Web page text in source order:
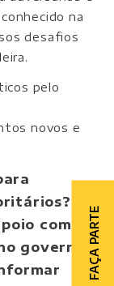
FAÇA PARTE
na
desafios
pelo
novos e
com
governo